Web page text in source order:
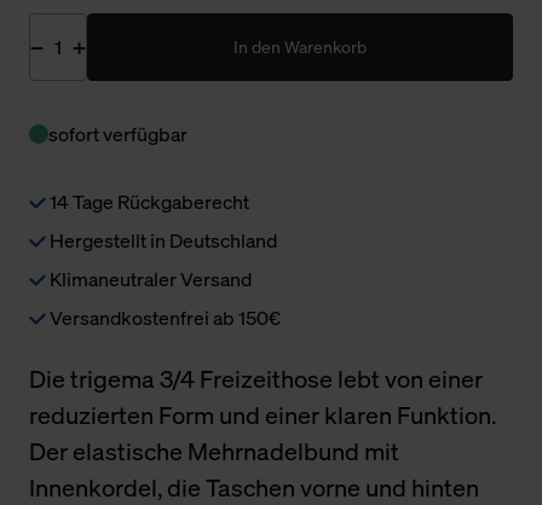
In den Warenkorb
sofort verfügbar
14 Tage Rückgaberecht
Hergestellt in Deutschland
Klimaneutraler Versand
Versandkostenfrei ab 150€
Die trigema 3/4 Freizeithose lebt von einer
reduzierten Form und einer klaren Funktion.
Der elastische Mehrnadelbund mit
Innenkordel, die Taschen vorne und hinten